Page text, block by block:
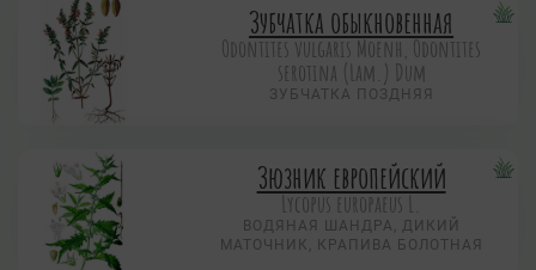
Зубчатка обыкновенная
Odontites vulgaris Moenh, Odontites
serotina (Lam.) Dum
ЗУБЧАТКА ПОЗДНЯЯ
Зюзник европейский
Lycopus europaeus L.
ВОДЯНАЯ ШАНДРА, ДИКИЙ
МАТОЧНИК, КРАПИВА БОЛОТНАЯ